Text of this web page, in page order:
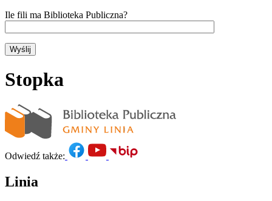
Ile fili ma Biblioteka Publiczna?
Stopka
Odwiedź także:
Linia